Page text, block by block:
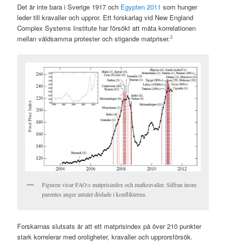
Det är inte bara i Sverige 1917 och Egypten 2011 som hunger
leder till kravaller och uppror. Ett forskarlag vid New England
Complex Systems Institute har försökt att mäta korrelationen
mellan våldsamma protester och stigande matpriser.2
Figuren visar FAO:s matprisindex och matkravaller. Siffran inom
parentes anger antalet dödade i konflikterna.
Forskarnas slutsats är att ett matprisindex på över 210 punkter
stark korrelerar med oroligheter, kravaller och upprorsförsök.